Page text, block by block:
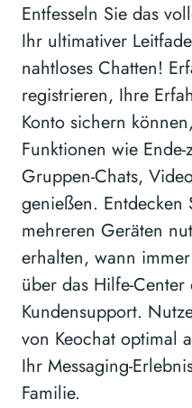
Entfesseln Sie das
Ihr ultimativer
nahtloses Chatten!
registrieren, Ihre
Konto sichern
Funktionen wie Ende-
Gruppen-Chats,
genießen. Entdecken
mehreren Geräten
erhalten, wann
über das Hilfe-Center
Kundensupport.
von Keochat optimal
Ihr Messaging-
Familie.